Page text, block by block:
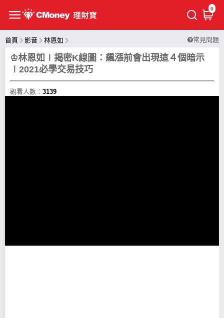
0
首頁 影音 林恩如 常見問題
♔林恩如∣揭密K線圖：飆漲前會出現這４個暗示
∣2021必學交易技巧
觀看人數： 3139